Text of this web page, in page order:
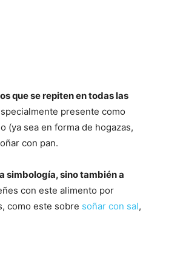
que se repiten en todas las
presente como
(ya sea en forma de hogazas,
con pan.
simbología, sino también a
con este alimento por
como este sobre soñar con sal,